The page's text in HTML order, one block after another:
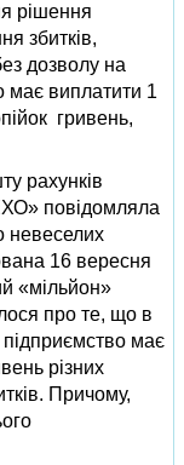
рішення
збитків,
дозволу на
має виплатити 1
гривень,
рахунків
повідомляла
невеселих
16 вересня
«мільйон»
про те, що в
підприємство має
різних
Причому,